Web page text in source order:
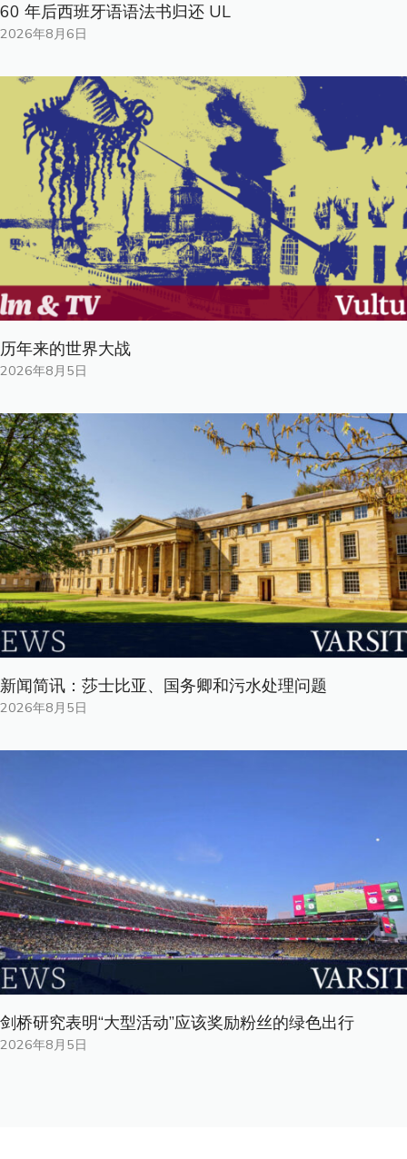
60 年后西班牙语语法书归还 UL
2026年8月6日
历年来的世界大战
2026年8月5日
新闻简讯：莎士比亚、国务卿和污水处理问题
2026年8月5日
剑桥研究表明“大型活动”应该奖励粉丝的绿色出行
2026年8月5日